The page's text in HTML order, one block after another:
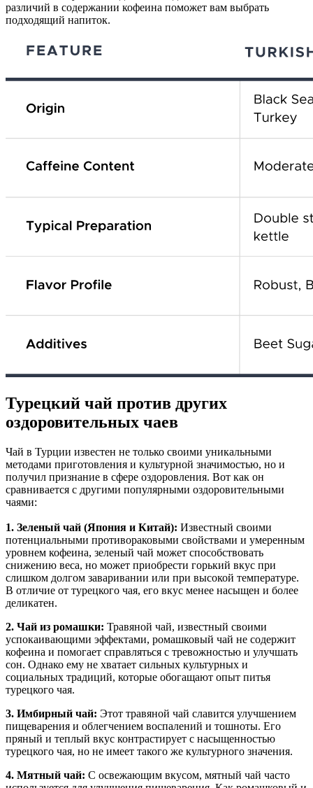
различий в содержании кофеина поможет вам выбрать
подходящий напиток.
Турецкий чай против других
оздоровительных чаев
Чай в Турции известен не только своими уникальными
методами приготовления и культурной значимостью, но и
получил признание в сфере оздоровления. Вот как он
сравнивается с другими популярными оздоровительными
чаями:
1. Зеленый чай (Япония и Китай): Известный своими
потенциальными противораковыми свойствами и умеренным
уровнем кофеина, зеленый чай может способствовать
снижению веса, но может приобрести горький вкус при
слишком долгом заваривании или при высокой температуре.
В отличие от турецкого чая, его вкус менее насыщен и более
деликатен.
2. Чай из ромашки: Травяной чай, известный своими
успокаивающими эффектами, ромашковый чай не содержит
кофеина и помогает справляться с тревожностью и улучшать
сон. Однако ему не хватает сильных культурных и
социальных традиций, которые обогащают опыт питья
турецкого чая.
3. Имбирный чай: Этот травяной чай славится улучшением
пищеварения и облегчением воспалений и тошноты. Его
пряный и теплый вкус контрастирует с насыщенностью
турецкого чая, но не имеет такого же культурного значения.
4. Мятный чай: С освежающим вкусом, мятный чай часто